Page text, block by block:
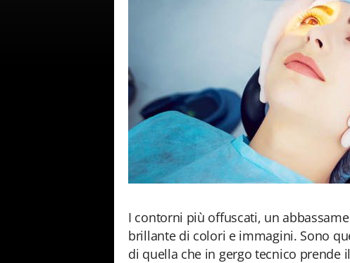
I contorni più offuscati, un
brillante di colori e immagini. Sono
di quella che in gergo tecnico prende